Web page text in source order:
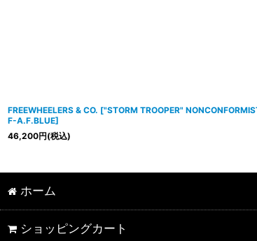
FREEWHEELERS & CO. ["STORM TROOPER"
F-A.F.BLUE]
46,200円(税込)
ホーム
ショッピングカート